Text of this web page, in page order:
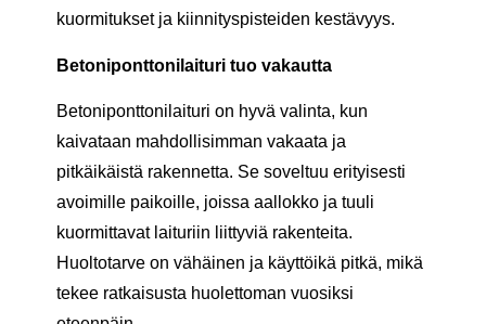
kuormitukset ja kiinnityspisteiden kestävyys.
Betoniponttonilaituri tuo vakautta
Betoniponttonilaituri on hyvä valinta, kun
kaivataan mahdollisimman vakaata ja
pitkäikäistä rakennetta. Se soveltuu erityisesti
avoimille paikoille, joissa aallokko ja tuuli
kuormittavat laituriin liittyviä rakenteita.
Huoltotarve on vähäinen ja käyttöikä pitkä, mikä
tekee ratkaisusta huolettoman vuosiksi